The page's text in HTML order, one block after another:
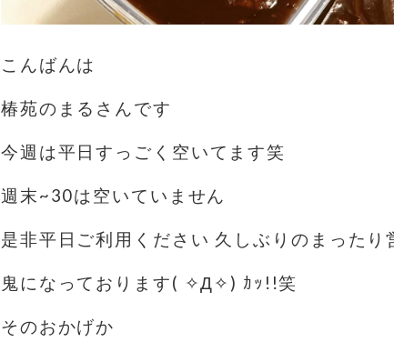
こんばんは
椿苑のまるさんです
今週は平日すっごく空いてます笑
週末~30は空いていません️
是非平日ご利用ください 久しぶりのまったり
鬼になっております( ✧Д✧) ｶｯ!!笑
そのおかげか